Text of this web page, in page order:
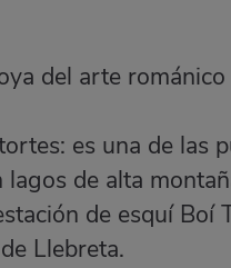
del arte
es una de las
de alta
de esquí Boí
Llebreta.